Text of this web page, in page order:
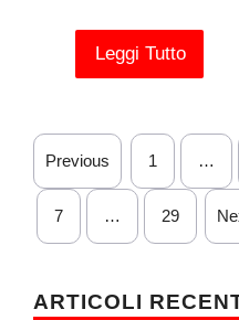
Leggi Tutto
Previous 1 …
7 … 29
ARTICOLI